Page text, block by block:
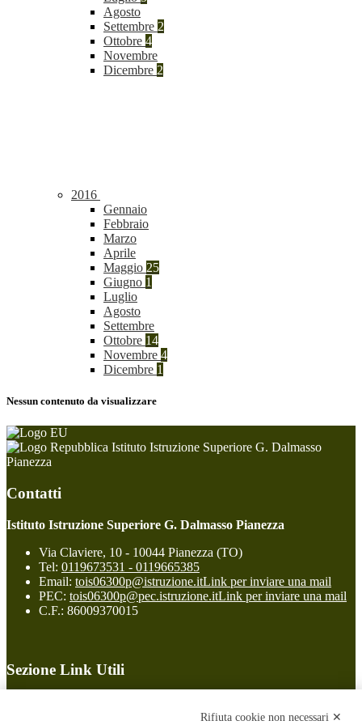
Agosto
Settembre 2
Ottobre 4
Novembre
Dicembre 2
2016
Gennaio
Febbraio
Marzo
Aprile
Maggio 25
Giugno 1
Luglio
Agosto
Settembre
Ottobre 14
Novembre 4
Dicembre 1
Nessun contenuto da visualizzare
Istituto Istruzione Superiore G. Dalmasso
Pianezza
Contatti
Istituto Istruzione Superiore G. Dalmasso Pianezza
Via Claviere, 10 - 10044 Pianezza (TO)
Tel: 0119673531 - 0119665385
Email: tois06300p@istruzione.itLink per inviare una mail
PEC: tois06300p@pec.istruzione.itLink per inviare una mail
C.F.: 86009370015
Sezione Link Utili
Rifiuta cookie non necessari ✕